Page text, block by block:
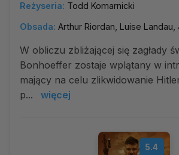
Reżyseria: Todd Komarnicki
Obsada: Arthur Riordan, Luise
W obliczu zbliżającej się zagłady
Bonhoeffer zostaje wplątany w
mający na celu zlikwidowanie
p...
więcej
5.4